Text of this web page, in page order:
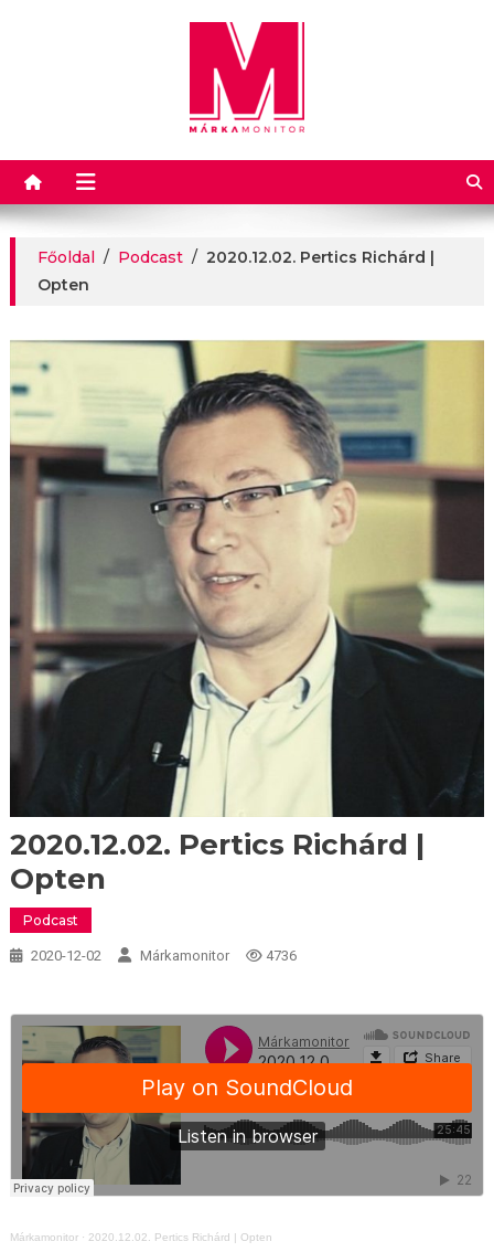
Márkamonitor
Főoldal / Podcast / 2020.12.02. Pertics Richárd |
Opten
2020.12.02. Pertics Richárd |
Opten
Podcast
2020-12-02 Márkamonitor 4736
Márkamonitor· 2020.12.02. Pertics Richárd | Opten